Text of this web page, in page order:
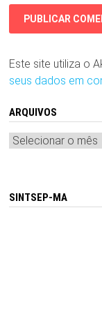
Este site utiliza o
seus dados em
ARQUIVOS
Arquivos
SINTSEP-MA